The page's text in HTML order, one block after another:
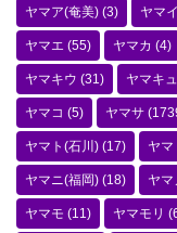
ヤマア(奄美) (3) ヤマ
ヤマエ (55) ヤマカ (4)
ヤマキウ (31) ヤマキ
ヤマコ (5) ヤマサ
ヤマト(石川) (17) ヤ
ヤマニ(福岡) (18) ヤマ
ヤマモ (11) ヤマモリ